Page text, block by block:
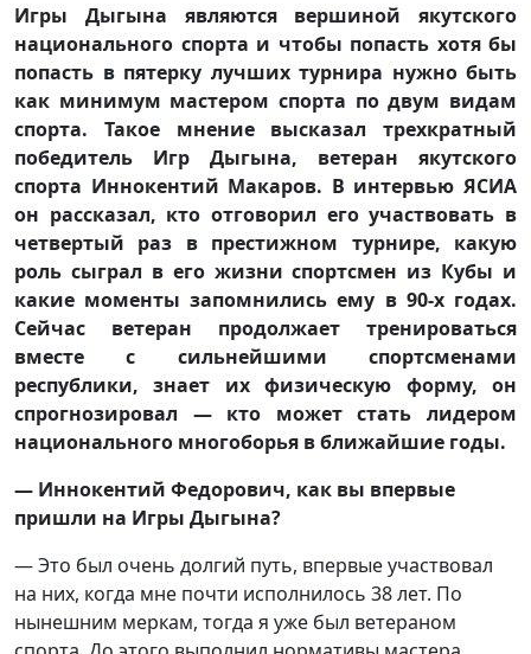
Игры Дыгына являются вершиной якутского
национального спорта и чтобы попасть хотя бы
попасть в пятерку лучших турнира нужно быть
как минимум мастером спорта по двум видам
спорта. Такое мнение высказал трехкратный
победитель Игр Дыгына, ветеран якутского
спорта Иннокентий Макаров. В интервью ЯСИА
он рассказал, кто отговорил его участвовать в
четвертый раз в престижном турнире, какую
роль сыграл в его жизни спортсмен из Кубы и
какие моменты запомнились ему в 90-х годах.
Сейчас ветеран продолжает тренироваться
вместе с сильнейшими спортсменами
республики, знает их физическую форму, он
спрогнозировал — кто может стать лидером
национального многоборья в ближайшие годы.
— Иннокентий Федорович, как вы впервые
пришли на Игры Дыгына?
— Это был очень долгий путь, впервые участвовал
на них, когда мне почти исполнилось 38 лет. По
нынешним меркам, тогда я уже был ветераном